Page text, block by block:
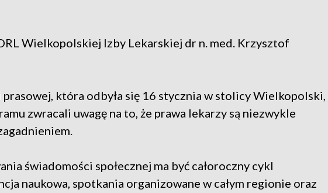
Wielkopolskiej Izby Lekarskiej dr n. med. Krzysztof
która odbyła się 16 stycznia w stolicy Wielkopolski,
zwracali uwagę na to, że prawa lekarzy są niezwykle
świadomości społecznej ma być całoroczny cykl
naukowa, spotkania organizowane w całym regionie oraz